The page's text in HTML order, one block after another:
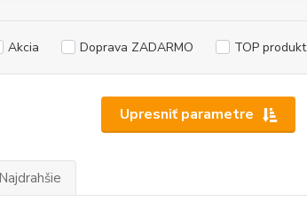
Upresniť parametre
Akcia Doprava ZADARMO TOP produkt
Najdrahšie